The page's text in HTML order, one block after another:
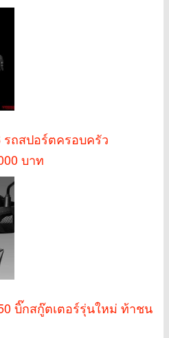
รถสปอร์ตครอบครัว
บาท
บิ๊กสกู๊ตเตอร์รุ่นใหม่ ท้าชน